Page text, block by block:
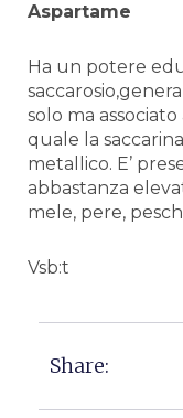
Aspartame
Ha un potere
solo ma
quale la
metallico. E’
abbastanza
mele, pere,
Vsb:t
Share: